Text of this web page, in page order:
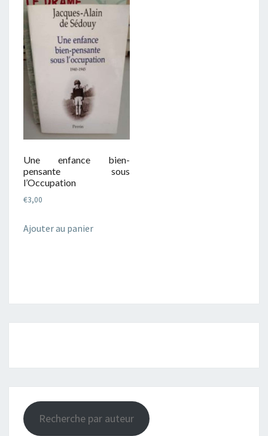
Une enfance bien-
pensante sous
l’Occupation
€3,00
Ajouter au panier
Recherche par auteur